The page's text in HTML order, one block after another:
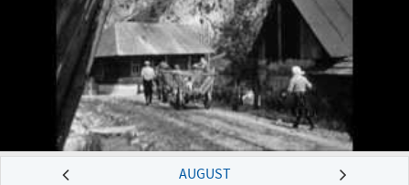
AUGUST